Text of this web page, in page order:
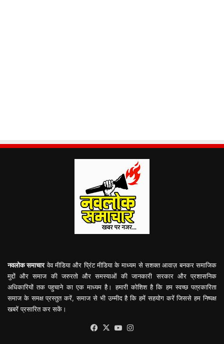
नवलोक समाचारवेव मीडिया और प्रिंट मीडिया के माध्यम से सशक्त आवाज़ बनकर समाजिक
मुद्दों और समाज की जरुरतो और समस्याओं की जानकारी सरकार और प्रशासनिक
अधिकारियों तक पहुचाने का एक माध्यम है। हमारी कोशिश है कि हम स्वच्छ पत्रकारिता
समाज के समक्ष प्रस्तुत करें, समाज से भी उम्मीद है कि हमें सहयोग करें जिससे हम निष्पक्ष
खबरें प्रसारित कर सकें।
Facebook
X YouTube